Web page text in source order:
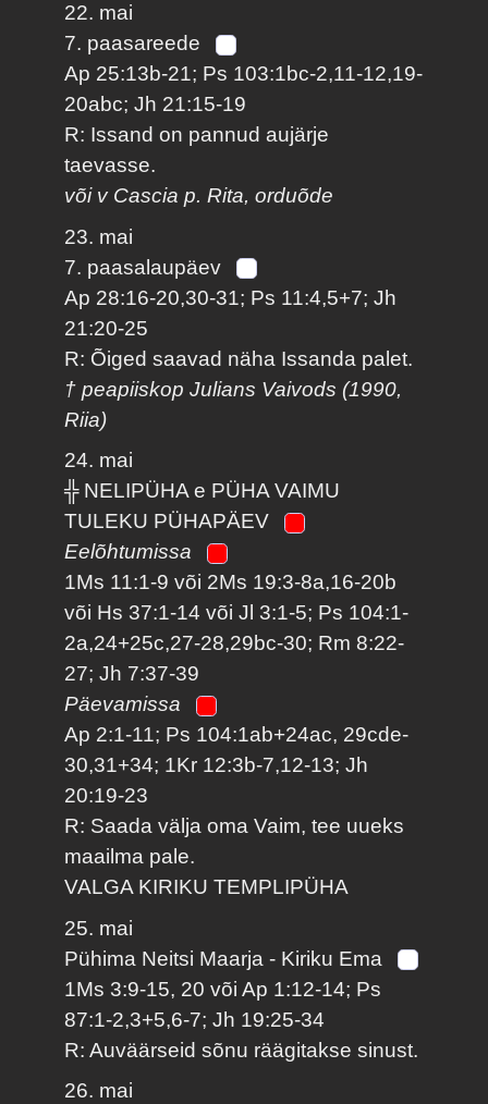
22. mai
7. paasareede
Ap 25:13b-21; Ps 103:1bc-2,11-12,19-
20abc; Jh 21:15-19
R: Issand on pannud aujärje
taevasse.
või v Cascia p. Rita, orduõde
23. mai
7. paasalaupäev
Ap 28:16-20,30-31; Ps 11:4,5+7; Jh
21:20-25
R: Õiged saavad näha Issanda palet.
† peapiiskop Julians Vaivods (1990,
Riia)
24. mai
╬ NELIPÜHA e PÜHA VAIMU
TULEKU PÜHAPÄEV
Eelõhtumissa
1Ms 11:1-9 või 2Ms 19:3-8a,16-20b
või Hs 37:1-14 või Jl 3:1-5; Ps 104:1-
2a,24+25c,27-28,29bc-30; Rm 8:22-
27; Jh 7:37-39
Päevamissa
Ap 2:1-11; Ps 104:1ab+24ac, 29cde-
30,31+34; 1Kr 12:3b-7,12-13; Jh
20:19-23
R: Saada välja oma Vaim, tee uueks
maailma pale.
VALGA KIRIKU TEMPLIPÜHA
25. mai
Pühima Neitsi Maarja - Kiriku Ema
1Ms 3:9-15, 20 või Ap 1:12-14; Ps
87:1-2,3+5,6-7; Jh 19:25-34
R: Auväärseid sõnu räägitakse sinust.
26. mai